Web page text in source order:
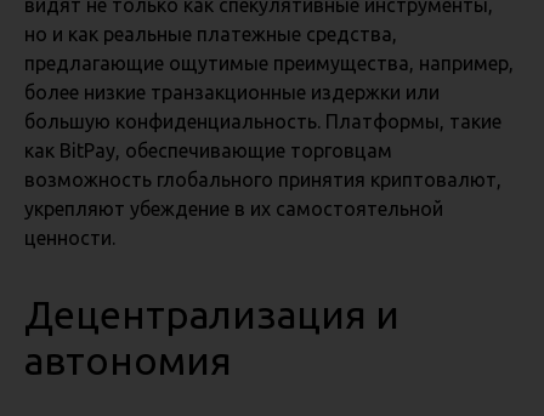
видят не только как спекулятивные инструменты,
но и как реальные платежные средства,
предлагающие ощутимые преимущества, например,
более низкие транзакционные издержки или
большую конфиденциальность. Платформы, такие
как BitPay, обеспечивающие торговцам
возможность глобального принятия криптовалют,
укрепляют убеждение в их самостоятельной
ценности.
Децентрализация и
автономия